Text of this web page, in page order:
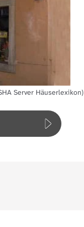
Server Häuserlexikon)